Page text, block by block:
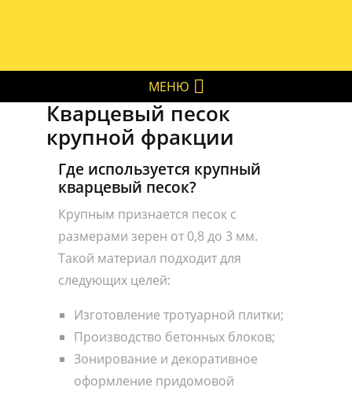
МЕНЮ
Кварцевый песок
крупной фракции
Где используется крупный
кварцевый песок?
Крупным признается песок с
размерами зерен от 0,8 до 3 мм.
Такой материал подходит для
следующих целей:
Изготовление тротуарной плитки;
Производство бетонных блоков;
Зонирование и декоративное
оформление придомовой